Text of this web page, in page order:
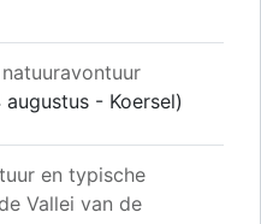
augustus - Koersel)
en typische
Vallei van de